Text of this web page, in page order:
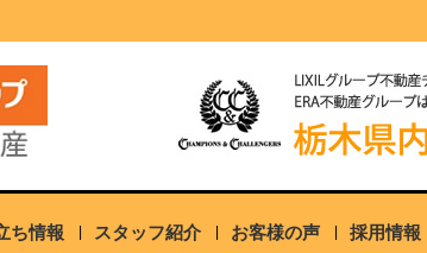
ち情報 スタッフ紹介 お客様の声 採用情報